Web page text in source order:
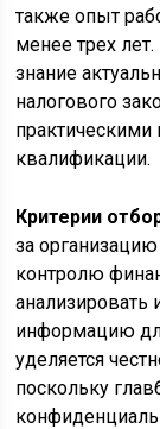
также опыт
менее трех
знание
налогового
квалификации.
Критерии
за
контролю
анализировать
информацию
уделяется
поскольку